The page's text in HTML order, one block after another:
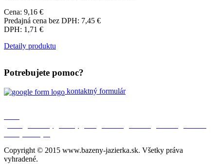
Cena: 9,16 €
Predajná cena bez DPH: 7,45 €
DPH: 1,71 €
Detaily produktu
Potrebujete pomoc?
kontaktný formulár
Copyright © 2015 www.bazeny-jazierka.sk. Všetky práva
vyhradené.